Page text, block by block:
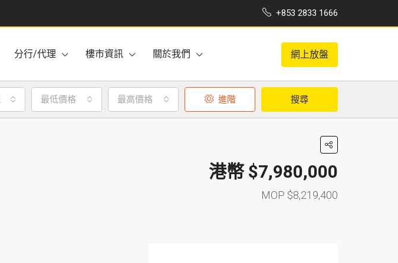
+853 2833 1666
分行/代理 樓市資訊 關於我們 網上放盤
最低價格 最高價格 進階 搜尋
$7,980,000
$8,219,400